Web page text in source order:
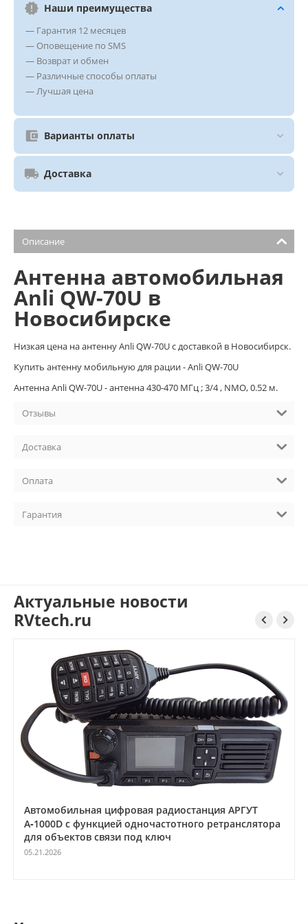
Наши преимущества
— Гарантия 12 месяцев
— Оповещение по SMS
— Возврат и обмен
— Различные способы оплаты
— Лучшая цена
Варианты оплаты
Доставка
Описание
Антенна автомобильная
Anli QW-70U в
Новосибирске
Низкая цена на антенну Anli QW-70U с доставкой в Новосибирск.
Купить антенну мобильную для рации - Anli QW-70U
Антенна Anli QW-70U - антенна 430-470 MГц ; 3/4 , NMO, 0.52 м.
Отзывы
Доставка
Оплата
Гарантия
Актуальные новости
RVtech.ru
 
Автомобильная цифровая радиостанция АРГУТ
А‑1000D с функцией одночастотного ретранслятора
для объектов связи под ключ
05.21.2026